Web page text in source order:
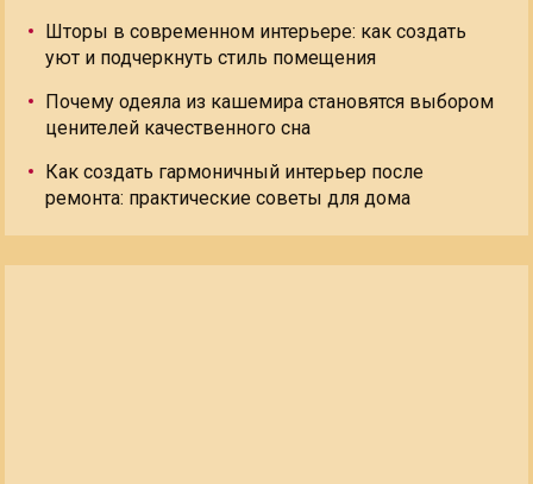
Шторы в современном интерьере: как создать
уют и подчеркнуть стиль помещения
Почему одеяла из кашемира становятся выбором
ценителей качественного сна
Как создать гармоничный интерьер после
ремонта: практические советы для дома